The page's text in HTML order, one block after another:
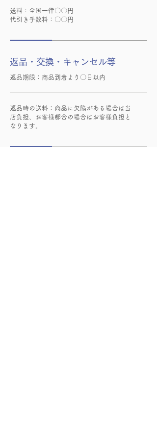
送料：全国一律〇〇円
代引き手数料：〇〇円
返品・交換・キャンセル等
返品期限：商品到着より〇日以内
返品時の送料：商品に欠陥がある場合は当
店負担、お客様都合の場合はお客様負担と
なります。